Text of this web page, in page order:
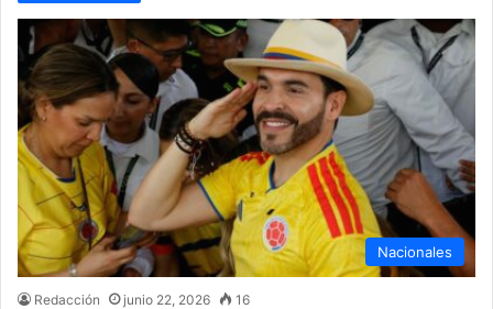
Nacionales
Redacción junio 22, 2026 16